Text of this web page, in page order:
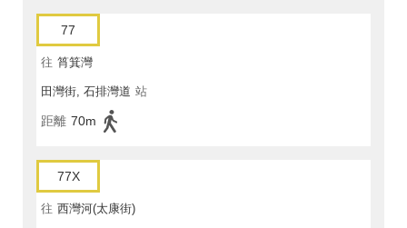
77
往 筲箕灣
田灣街, 石排灣道 站
距離 70m
77X
往 西灣河(太康街)